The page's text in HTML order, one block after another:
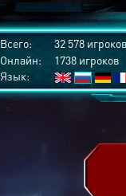
Всего:
32 578 игроков
Онлайн:
1738 игроков
Язык: